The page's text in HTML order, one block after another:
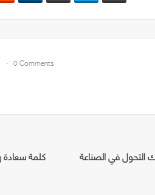
0 Comments
كلمة سعادة التحول في الصناعة